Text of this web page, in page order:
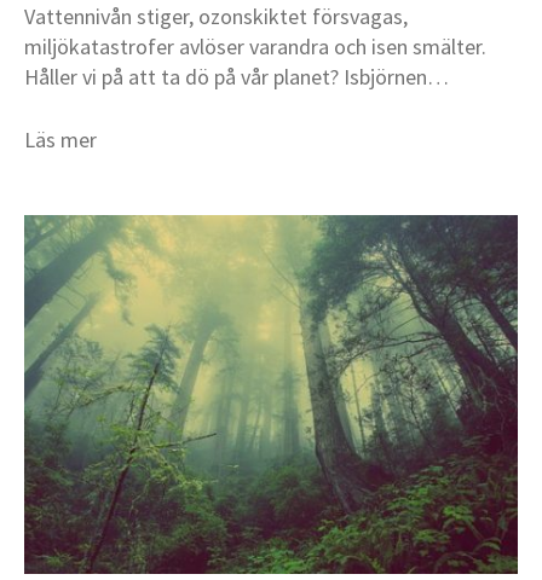
Vattennivån stiger, ozonskiktet försvagas,
miljökatastrofer avlöser varandra och isen smälter.
Håller vi på att ta dö på vår planet? Isbjörnen…
Läs mer